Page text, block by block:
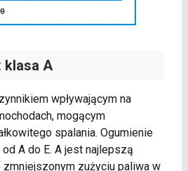
klasa A
wpływającym na
mogącym
spalania. Ogumienie
A do E. A jest najlepszą
zużyciu paliwa w